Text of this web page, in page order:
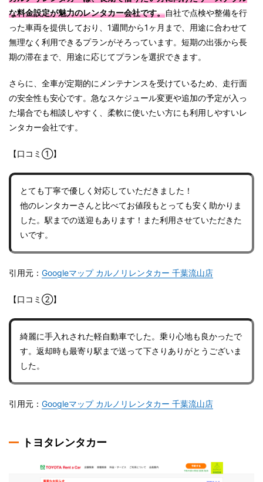
な料金設定が魅力のレンタカー会社です。自社で点検や整備を行
った車両を提供しており、1週間から1ヶ月まで、用途に合わせて
無理なく利用できるプランがそろっています。短期の出張から長
期の滞在まで、用途に応じてプランを選択できます。
さらに、全車が定期的にメンテナンスを受けているため、走行面
の安全性も安心です。急なスケジュール変更や追加の予定が入っ
た場合でも相談しやすく、柔軟に使いたい方にも利用しやすいレ
ンタカー会社です。
【口コミ①】
とても丁寧で優しく対応していただきました！
他のレンタカーさんと比べてお値段もとっても安く助かりま
した。駅までの送迎もあります！また利用させていただきた
いです。
引用元： Googleマップ カルノリレンタカー 千葉流山店
【口コミ②】
綺麗に手入れされた軽自動車でした。乗り心地も良かったで
す。返却時も最寄り駅まで送って下さりありがとうございま
した。
引用元： Googleマップ カルノリレンタカー 千葉流山店
トヨタレンタカー